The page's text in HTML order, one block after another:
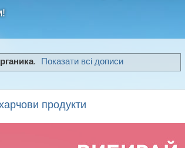
. Показати всі дописи
продукти